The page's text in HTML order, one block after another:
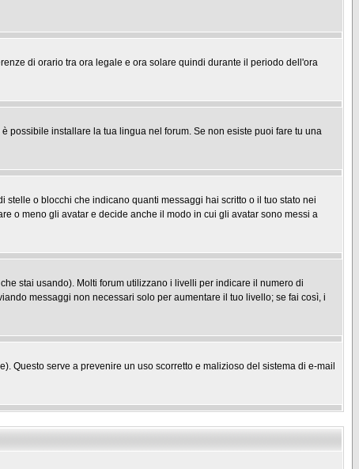
di orario tra ora legale e ora solare quindi durante il periodo dell'ora
possibile installare la tua lingua nel forum. Se non esiste puoi fare tu una
o blocchi che indicano quanti messaggi hai scritto o il tuo stato nei
o meno gli avatar e decide anche il modo in cui gli avatar sono messi a
stai usando). Molti forum utilizzano i livelli per indicare il numero di
messaggi non necessari solo per aumentare il tuo livello; se fai così, i
Questo serve a prevenire un uso scorretto e malizioso del sistema di e-mail